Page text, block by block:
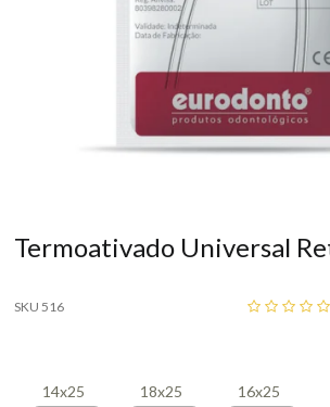
Termoativado Universal
SKU 516
14x25 18x25 16x25